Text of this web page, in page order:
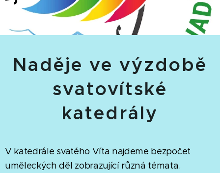
Naděje ve výzdobě
svatovítské
katedrály
V katedrále svatého Víta najdeme bezpočet
uměleckých děl zobrazující různá témata.